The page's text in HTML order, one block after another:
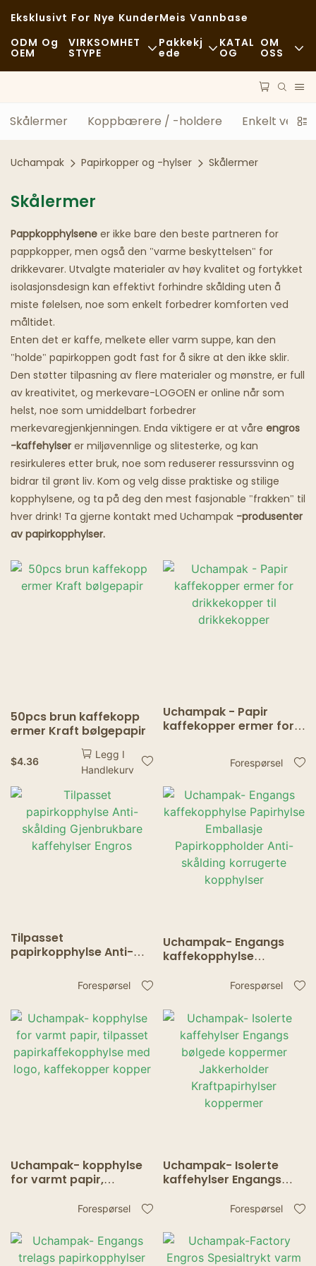
Eksklusivt For Nye KunderMeis Vannbase
ODM Og
OEM
VIRKSOMHET
STYPE
Matvogner
Bakeri
Fettete Skje
Spøkelsesrestauranter
Pakkekj
Ede
Transport
KATAL
OG
OM
OSS
Nyheter
Bærekraft
Skålermer Koppbærere / -holdere Enkelt
Uchampak Papirkopper og -hylser Skålermer
Skålermer
Pappkopphylsene er ikke bare den beste partneren for
pappkopper, men også den "varme beskyttelsen" for
drikkevarer. Utvalgte materialer av høy kvalitet og fortykket
isolasjonsdesign kan effektivt forhindre skålding uten å
miste følelsen, noe som enkelt forbedrer komforten ved
måltidet.
Enten det er kaffe, melkete eller varm suppe, kan den
"holde" papirkoppen godt fast for å sikre at den ikke sklir.
Den støtter tilpasning av flere materialer og mønstre, er full
av kreativitet, og merkevare-LOGOEN er online når som
helst, noe som umiddelbart forbedrer
merkevaregjenkjenningen. Enda viktigere er at våre engros
-kaffehylser er miljøvennlige og slitesterke, og kan
resirkuleres etter bruk, noe som reduserer ressurssvinn og
bidrar til grønt liv. Kom og velg disse praktiske og stilige
kopphylsene, og ta på deg den mest fasjonable "frakken" til
hver drink! Ta gjerne kontakt med Uchampak -produsenter
av papirkopphylser.
50pcs brun kaffekopp
ermer Kraft bølgepapir
$4.36
Legg I
Handlekurv
Uchampak - Papir
kaffekopper ermer for
Forespørsel
Tilpasset
papirkopphylse Anti-
kaffehylser Engros
Forespørsel
Uchampak- Engangs
kaffekopphylse
Papirkoppholder Anti-
kopphylser
Forespørsel
Uchampak- kopphylse
for varmt papir,
papirkaffekopphylse
kopper
Forespørsel
Uchampak- Isolerte
kaffehylser Engangs
Jakkerholder
koppermer
Forespørsel